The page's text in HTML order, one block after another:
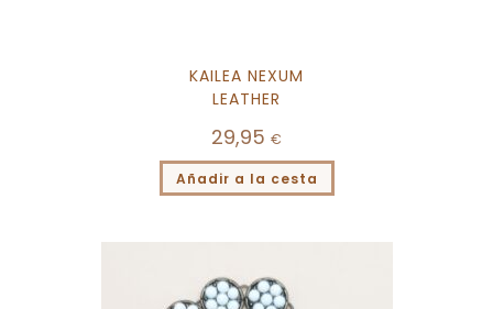
KAILEA NEXUM
LEATHER
29,95 €
Añadir a la cesta